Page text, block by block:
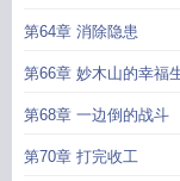
第64章 消除隐患
第66章 妙木山的幸福
第68章 一边倒的战斗
第70章 打完收工